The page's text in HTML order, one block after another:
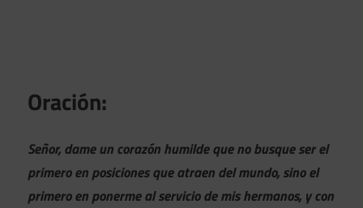
Oración:
Señor, dame un corazón humilde que no busque ser el
primero en posiciones que atraen del mundo, sino el
primero en ponerme al servicio de mis hermanos, y con